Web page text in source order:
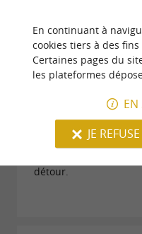
Avis publié
Nous avons été très
détour.
En continuant à
cookies tiers à des fins
Certaines pages du
les plateformes
EN
JE REFUSE